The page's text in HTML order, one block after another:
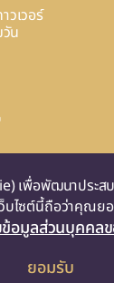
วเวอร์
น
เพื่อพัฒนาประส
บไซต์นี้ถือว่าคุณย
อมูลส่วนบุคคลข
ยอมรับ
LTD. ALL RIGHTS